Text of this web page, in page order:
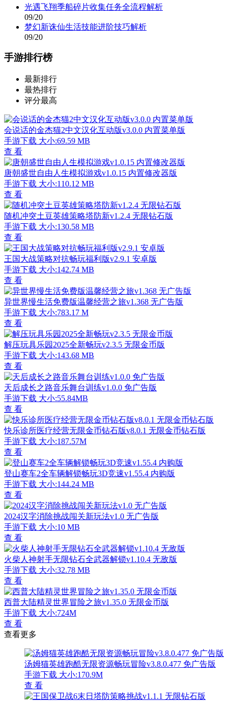
光遇飞翔季船碎片收集任务全流程解析
09/20
梦幻新诛仙生活技能进阶技巧解析
09/20
手游排行榜
最新排行
最热排行
评分最高
会说话的金杰猫2中文汉化互动版v3.0.0 内置菜单版
手游下载 大小:69.59 MB
查 看
唐朝盛世自由人生模拟游戏v1.0.15 内置修改器版
手游下载 大小:110.12 MB
查 看
随机冲突土豆英雄策略塔防新v1.2.4 无限钻石版
手游下载 大小:130.58 MB
查 看
王国大战策略对抗畅玩福利版v2.9.1 安卓版
手游下载 大小:142.74 MB
查 看
异世界慢生活免费版温馨经营之旅v1.368 无广告版
手游下载 大小:783.17 M
查 看
解压玩具乐园2025全新畅玩v2.3.5 无限金币版
手游下载 大小:143.68 MB
查 看
天后成长之路音乐舞台训练v1.0.0 免广告版
手游下载 大小:55.84MB
查 看
快乐诊所医疗经营无限金币钻石版v8.0.1 无限金币钻石版
手游下载 大小:187.57M
查 看
登山赛车2全车辆解锁畅玩3D竞速v1.55.4 内购版
手游下载 大小:144.24 MB
查 看
2024汉字消除挑战闯关新玩法v1.0 无广告版
手游下载 大小:10 MB
查 看
火柴人神射手无限钻石全武器解锁v1.10.4 无敌版
手游下载 大小:32.78 MB
查 看
西普大陆精灵世界冒险之旅v1.35.0 无限金币版
手游下载 大小:724M
查 看
查看更多
汤姆猫英雄跑酷无限资源畅玩冒险v3.8.0.477 免广告版
手游下载 大小:170.9M
查 看